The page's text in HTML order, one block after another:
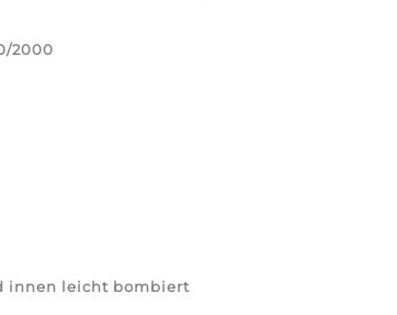
2000
innen leicht bombiert